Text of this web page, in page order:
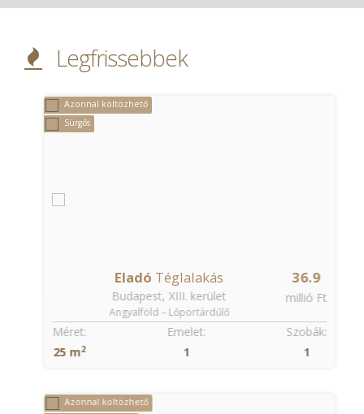
Legfrissebbek
Azonnal költözhető
Sürgős
36.9
millió Ft
EladóTéglalakás
Budapest, XIII. kerület
Angyalföld – Lőportárdűlő
Szobák:
Méret:
25 m2
Emelet:
Azonnal költözhető